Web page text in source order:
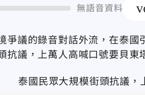
無語音資料
爭議的錄音對話外流，在泰國
議，上萬人高喊口號要貝東